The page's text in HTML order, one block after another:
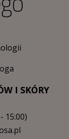
I SKÓRY
15:00)